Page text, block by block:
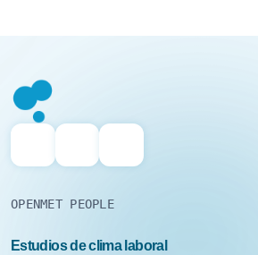
OPENMET PEOPLE
Estudios de clima laboral